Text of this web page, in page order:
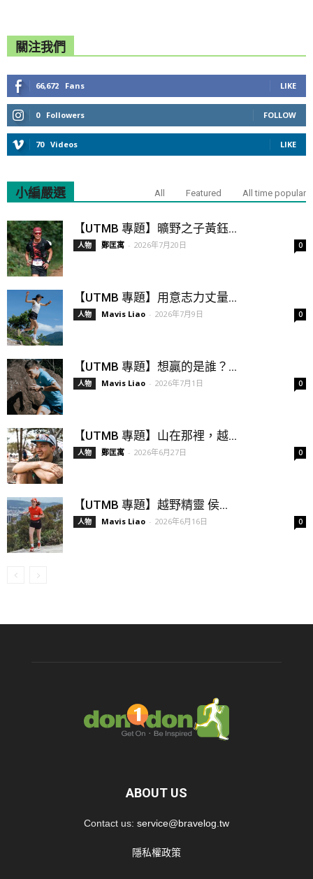
關注我們
66,672 Fans LIKE
0 Followers FOLLOW
70 Videos LIKE
小編嚴選 All Featured All time popular
【UTMB 專題】曠野之子黃鈺...
人物 鄭匡寓 - 2026年7月20日 0
【UTMB 專題】用意志力丈量...
人物 Mavis Liao - 2026年7月9日 0
【UTMB 專題】想贏的是誰？...
人物 Mavis Liao - 2026年7月1日 0
【UTMB 專題】山在那裡，越...
人物 鄭匡寓 - 2026年6月27日 0
【UTMB 專題】越野精靈 侯...
人物 Mavis Liao - 2026年6月16日 0
ABOUT US
Contact us: service@bravelog.tw
隱私權政策